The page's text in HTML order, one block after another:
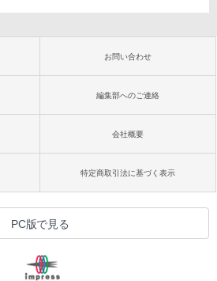
お問い合わせ
編集部へのご連絡
会社概要
特定商取引法に基づく表示
PC版で見る